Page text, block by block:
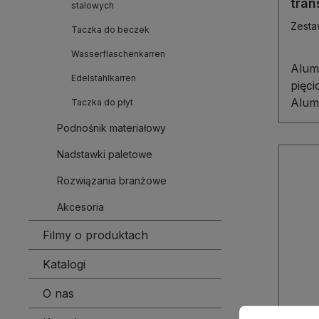
stalowych
Taczka do beczek
Wasserflaschenkarren
Edelstahlkarren
Taczka do płyt
Podnośnik materiałowy
Nadstawki paletowe
Rozwiązania branżowe
Akcesoria
Filmy o produktach
Katalogi
O nas
kól
Preferencje
Ta strona